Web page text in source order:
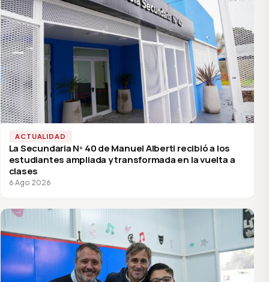
ACTUALIDAD
La Secundaria Nº 40 de Manuel Alberti recibió a los
estudiantes ampliada y transformada en la vuelta a
clases
6 Ago 2026